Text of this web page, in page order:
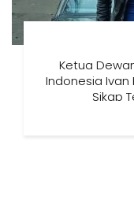
Ketua
Indonesia Ivan
Sikap